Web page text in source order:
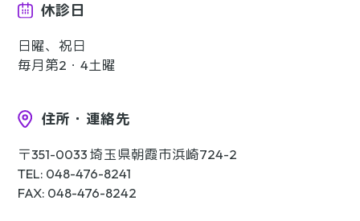
休診日
日曜、祝日
毎月第2・4土曜
住所・連絡先
〒351-0033 埼玉県朝霞市浜崎724-2
TEL: 048-476-8241
FAX: 048-476-8242